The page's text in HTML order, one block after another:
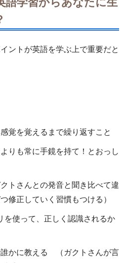
ントが英語を学ぶ上で重要だと
覚を覚えるまで繰り返すこと
りも常に手鏡を持て！とおっし
トさんとの発音と聞き比べて違
修正していく習慣もつける）
を使って、正しく認識されるか
かに教える （ガクトさんが言